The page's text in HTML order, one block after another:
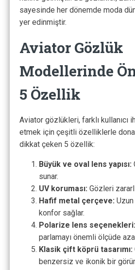
sayesinde her dönemde moda
yer edinmiştir.
Aviator Gözlük
Modellerinde
5 Özellik
Aviator gözlükleri, farklı kullanıcı
etmek için çeşitli özelliklerle
dikkat çeken 5 özellik:
Büyük ve oval lens yapısı:
sunar.
UV koruması: Gözleri
Hafif metal çerçeve: Uzun
konfor sağlar.
Polarize lens seçenekleri:
parlamayı önemli ölçüde
Klasik çift köprü tasarımı:
benzersiz ve ikonik bir